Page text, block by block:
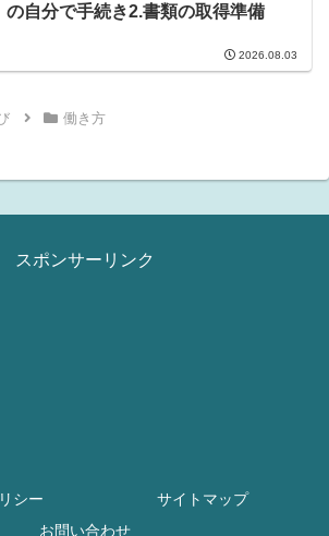
の自分で手続き2.書類の取得準備
2026.08.03
働き方
スポンサーリンク
シー
サイトマップ
お問い合わせ